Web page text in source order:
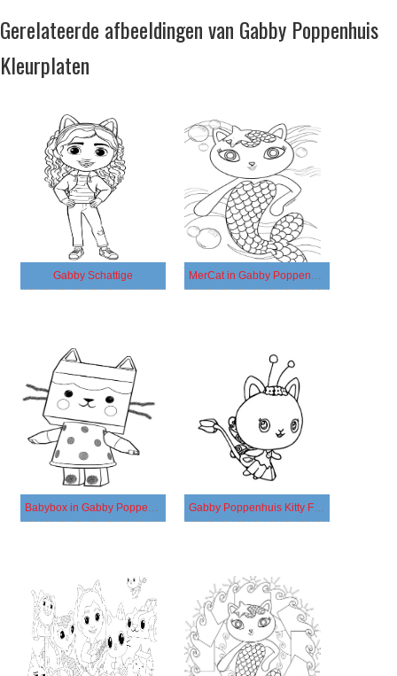
Gerelateerde afbeeldingen van Gabby Poppenhuis
Kleurplaten
Gabby Schattige